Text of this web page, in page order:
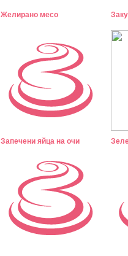
Желирано месо
Запечени яйца на очи